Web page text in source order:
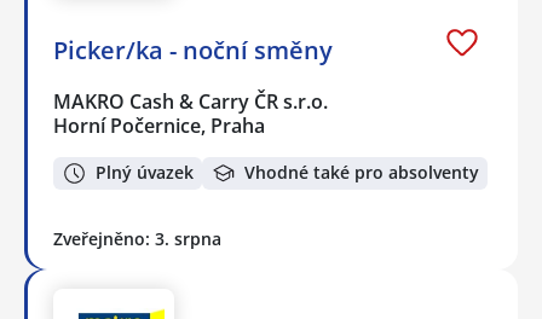
Picker/ka - noční směny
MAKRO Cash & Carry ČR s.r.o.
Horní Počernice, Praha
Plný úvazek Vhodné také pro absolventy
Zveřejněno: 3. srpna